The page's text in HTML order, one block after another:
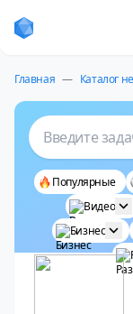
Главная — Каталог
Введите
Популярные
Видео
Бизнес